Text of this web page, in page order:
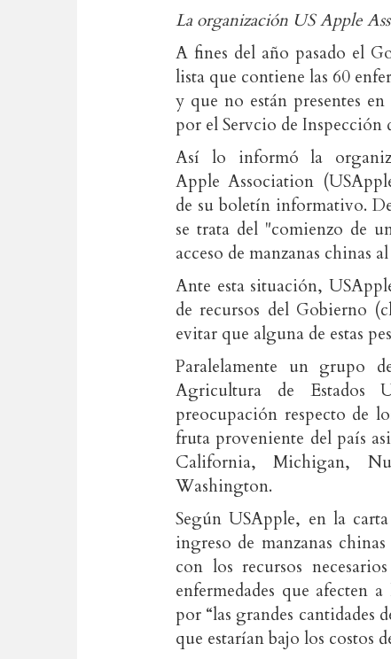
La organización US Apple
A fines del año pasado el
lista que contiene las 60
y que no están presentes
por el Servcio de Inspección
Así lo informó la
Apple Association
de su boletín informativo.
se trata del "comienzo de
acceso de manzanas chinas
Ante esta situación,
de recursos del Gobierno
evitar que alguna de estas
Paralelamente un grupo
Agricultura de Estados
preocupación respecto de
fruta proveniente del país
California, Michigan,
Washington.
Según USApple, en la
ingreso de manzanas
con los recursos
enfermedades que afecten
por “las grandes cantidades
que estarían bajo los costos